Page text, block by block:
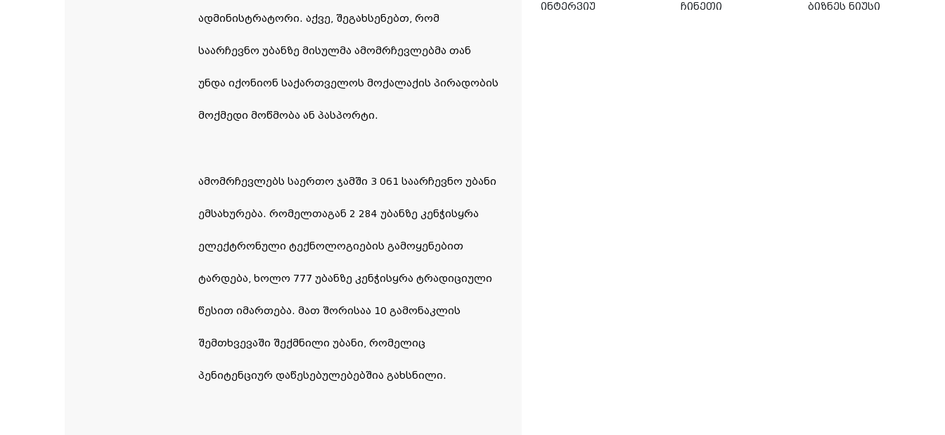
ადმინისტრატორი. აქვე, შეგახსენებთ, რომ
საარჩევნო უბანზე მისულმა ამომრჩევლებმა თან
უნდა იქონიონ საქართველოს მოქალაქის პირადობის
მოქმედი მოწმობა ან პასპორტი.
ამომრჩევლებს საერთო ჯამში 3 061 საარჩევნო უბანი
ემსახურება. რომელთაგან 2 284 უბანზე კენჭისყრა
ელექტრონული ტექნოლოგიების გამოყენებით
ტარდება, ხოლო 777 უბანზე კენჭისყრა ტრადიციული
წესით იმართება. მათ შორისაა 10 გამონაკლის
შემთხვევაში შექმნილი უბანი, რომელიც
პენიტენციურ დაწესებულებებშია გახსნილი.
ინტერვიუ
ჩინეთი ბიზნეს ნიუსი